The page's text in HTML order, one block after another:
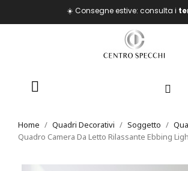
☀️ Consegne estive: consulta i
Home Quadri Decorativi Soggetto
Quadro Camera Da Letto Rilassante Ebbing